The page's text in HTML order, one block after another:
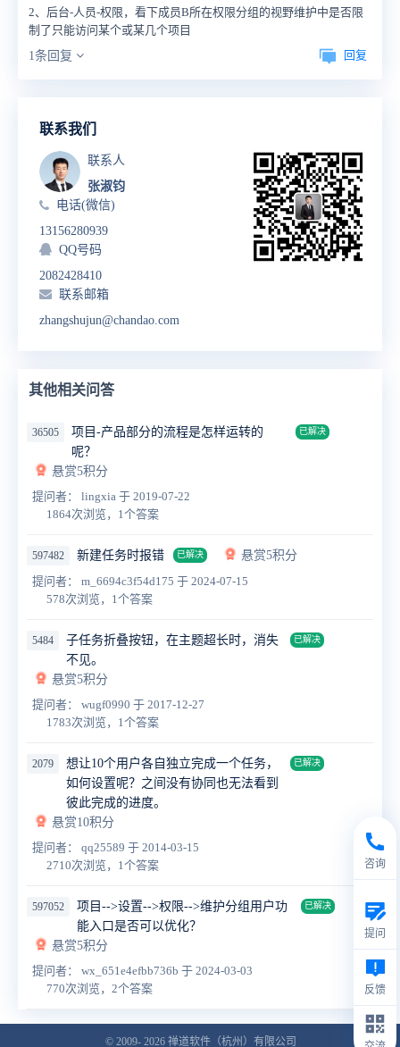
2、后台-人员-权限，看下成员B所在权限分组的视野维护中是否限
制了只能访问某个或某几个项目
1条回复
回复
联系我们
联系人
张淑钧
电话(微信)
13156280939
QQ号码
2082428410
联系邮箱
zhangshujun@chandao.com
其他相关问答
36505
项目-产品部分的流程是怎样运转的
呢？
已解决
悬赏5积分
提问者： lingxia 于 2019-07-22
1864次浏览，1个答案
597482 新建任务时报错 已解决
悬赏5积分
提问者： m_6694c3f54d175 于 2024-07-15
578次浏览，1个答案
5484
子任务折叠按钮，在主题超长时，消失
不见。
已解决
悬赏5积分
提问者： wugf0990 于 2017-12-27
1783次浏览，1个答案
2079
想让10个用户各自独立完成一个任务，
如何设置呢？之间没有协同也无法看到
彼此完成的进度。
已解决
悬赏10积分
提问者： qq25589 于 2014-03-15
2710次浏览，1个答案
597052
项目-->设置-->权限-->维护分组用户功
能入口是否可以优化？
已解决
悬赏5积分
提问者： wx_651e4efbb736b 于 2024-03-03
770次浏览，2个答案
© 2009- 2026 禅道软件（杭州）有限公司
咨询
提问
反馈